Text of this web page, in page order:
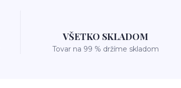
VŠETKO SKLADOM
Tovar na 99 % držíme skladom